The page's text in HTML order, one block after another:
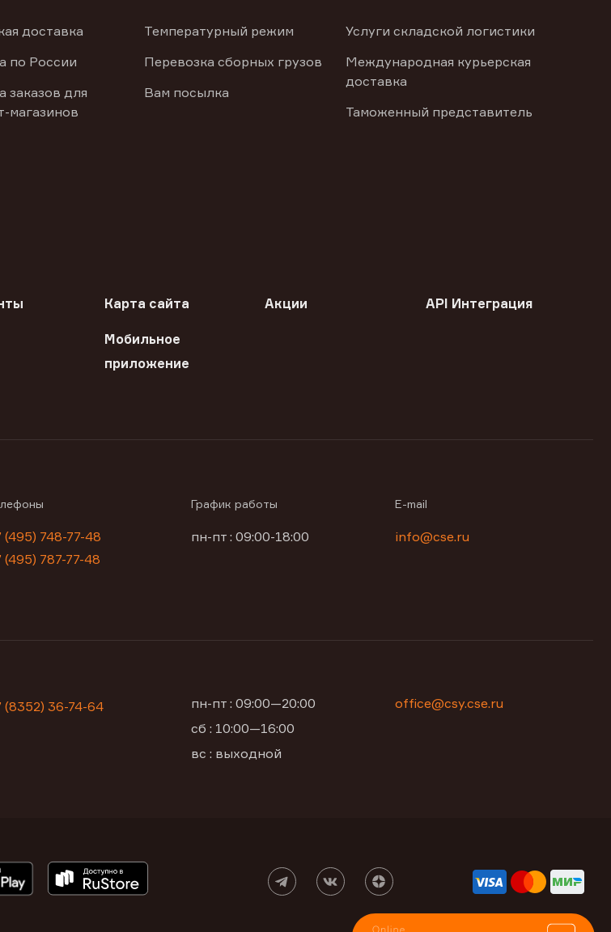
доставка
по России
заказов для
магазинов
Температурный режим
Перевозка сборных грузов
Вам посылка
Услуги складской логистики
Международная курьерская
доставка
Таможенный представитель
Карта сайта Акции API Интеграция
Мобильное
приложение
(495) 748-77-48
(495) 787-77-48
График работы
пн-пт : 09:00-18:00
E-mail
info@cse.ru
(8352) 36-74-64
пн-пт : 09:00—20:00
сб : 10:00—16:00
вс : выходной
office@csy.cse.ru